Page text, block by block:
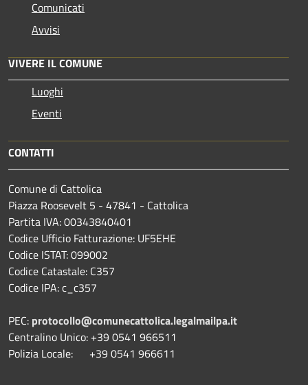
Comunicati
Avvisi
VIVERE IL COMUNE
Luoghi
Eventi
CONTATTI
Comune di Cattolica
Piazza Roosevelt 5 - 47841 - Cattolica
Partita IVA: 00343840401
Codice Ufficio Fatturazione: UF5EHE
Codice ISTAT: 099002
Codice Catastale: C357
Codice IPA: c_c357
PEC: protocollo@comunecattolica.legalmailpa.it
Centralino Unico: +39 0541 966511
Polizia Locale: +39 0541 966611